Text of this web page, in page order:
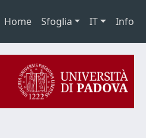
Home Sfoglia IT Info